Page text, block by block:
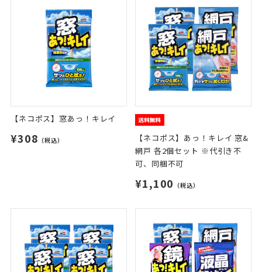
【ネコポス】窓あっ！キレイ
¥308 （税込）
【ネコポス】あっ！キレイ 窓&
網戸 各2個セット ※代引き不
可、同梱不可
¥1,100 （税込）